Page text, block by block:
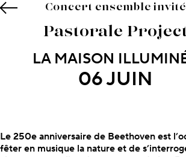
Concert ensemble invité
Pastorale
LA MAISON
06 JUIN
À propos du concert
Le 250e anniversaire de Beethoven est
fêter en musique la nature et de